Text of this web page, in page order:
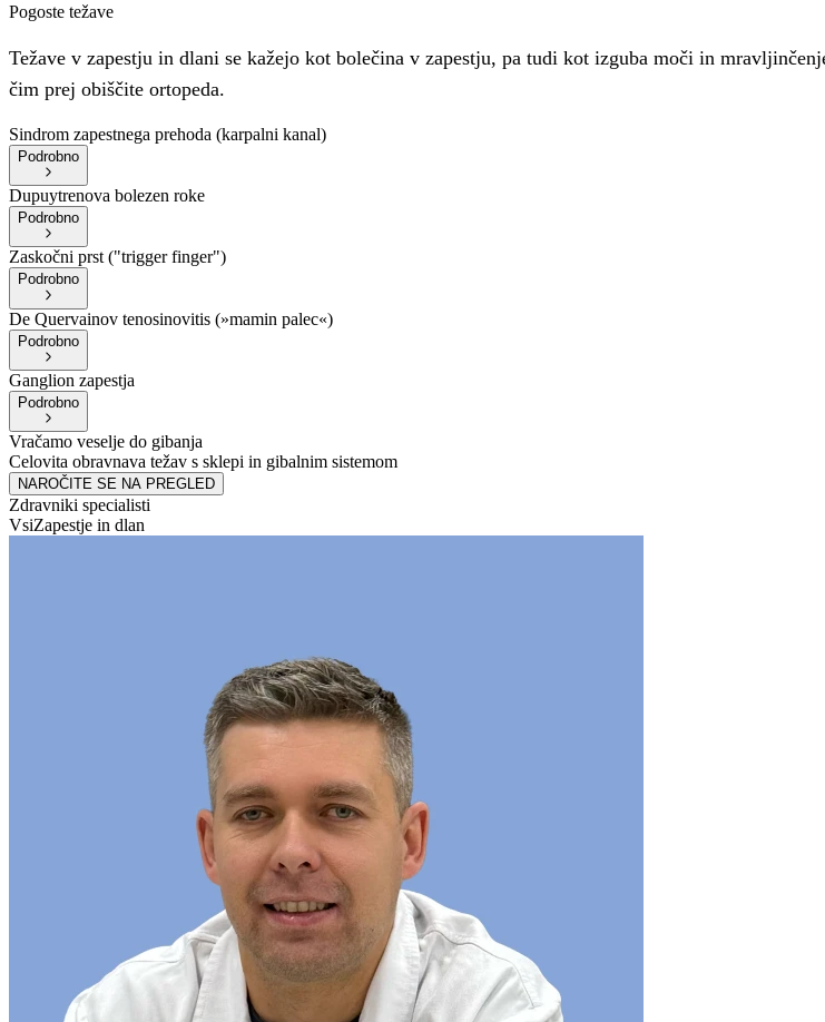
Pogoste težave
Težave v zapestju in dlani se kažejo kot bolečina v zapestju, pa tudi kot izguba moči in
čim prej obiščite ortopeda.
Sindrom zapestnega prehoda (karpalni kanal)
Podrobno
Dupuytrenova bolezen roke
Podrobno
Zaskočni prst ("trigger finger")
Podrobno
De Quervainov tenosinovitis (»mamin palec«)
Podrobno
Ganglion zapestja
Podrobno
Vračamo veselje do gibanja
Celovita obravnava težav s sklepi in gibalnim sistemom
NAROČITE SE NA PREGLED
Zdravniki specialisti
VsiZapestje in dlan